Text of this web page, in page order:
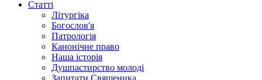
Статті
Літургіка
Богослов'я
Патрологія
Канонічне право
Наша історія
Душпастирство молоді
Запитати Священика